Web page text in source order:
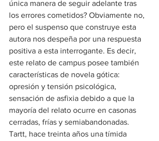
única manera de seguir adelante tras
los errores cometidos? Obviamente no,
pero el suspenso que construye esta
autora nos despeña por una respuesta
positiva a esta interrogante. Es decir,
este relato de campus posee también
características de novela gótica:
opresión y tensión psicológica,
sensación de asfixia debido a que la
mayoría del relato ocurre en casonas
cerradas, frías y semiabandonadas.
Tartt, hace treinta años una tímida